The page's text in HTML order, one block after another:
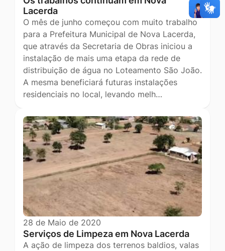
Lacerda
O mês de junho começou com muito trabalho
para a Prefeitura Municipal de Nova Lacerda,
que através da Secretaria de Obras iniciou a
instalação de mais uma etapa da rede de
distribuição de água no Loteamento São João.
A mesma beneficiará futuras instalações
residenciais no local, levando melh…
28 de Maio de 2020
Serviços de Limpeza em Nova Lacerda
A ação de limpeza dos terrenos baldios, valas